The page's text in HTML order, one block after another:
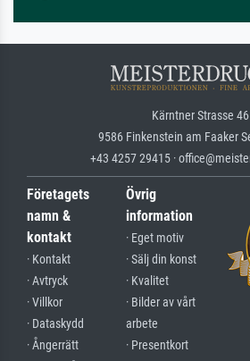
Kärntner Strasse 46
9586 Finkenstein am Faaker
+43 4257 29415 ·
Företagets
namn &
kontakt
· Kontakt
· Avtryck
· Villkor
· Dataskydd
· Ångerrätt
Övrig
information
· Eget motiv
· Sälj din konst
· Kvalitet
· Bilder av vårt
arbete
· Presentkort